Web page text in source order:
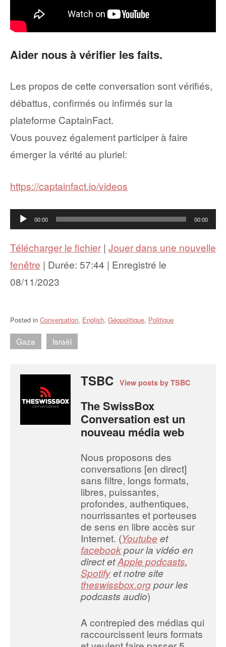
Aider nous à vérifier les faits.
Les propos de cette conversation sont vérifiés,
débattus, confirmés ou infirmés sur la
plateforme CaptainFact.
Vous pouvez également participer à faire
émerger la vérité au pluriel:
https://captainfact.io/videos
Lecteur
audio
00:00 00:00
Télécharger le fichier| Jouer dans une nouvelle
fenêtre | Durée: 57:44 | Enregistré le
08/11/2023
Posted in Conversation, English, Géopolitique, Politique
Gaza Israël
TSBC View posts by TSBC
The SwissBox
Conversation est un
nouveau média web
Nous proposons des
conversations [en direct]
sans filtre, longs formats,
libres, puissantes,
profondes, authentiques,
nourrissantes et porteuses
de sens en libre accès sur
Internet. (Youtube et
facebookpour la vidéo en
direct etApple podcasts,
Spotifyet notre site
theswissbox.orgpour les
podcasts audio)
A contrepied des médias qui
raccourcissent leurs formats